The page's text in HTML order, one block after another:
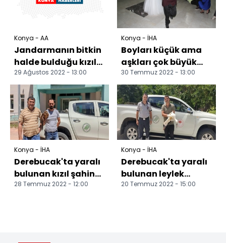
Konya - AA
Jandarmanın bitkin
halde bulduğu kızıl
şahin tedaviye
alındı
29 Ağustos 2022 - 13:00
Konya - İHA
Boyları küçük ama
aşkları çok büyük
Gurbetçi Rahim ile
Akşehirli Başak,
Kon...
30 Temmuz 2022 - 13:00
Konya - İHA
Derebucak'ta yaralı
bulunan kızıl şahin
koruma altına alındı
28 Temmuz 2022 - 12:00
Konya - İHA
Derebucak'ta yaralı
bulunan leylek
koruma altına alındı
20 Temmuz 2022 - 15:00